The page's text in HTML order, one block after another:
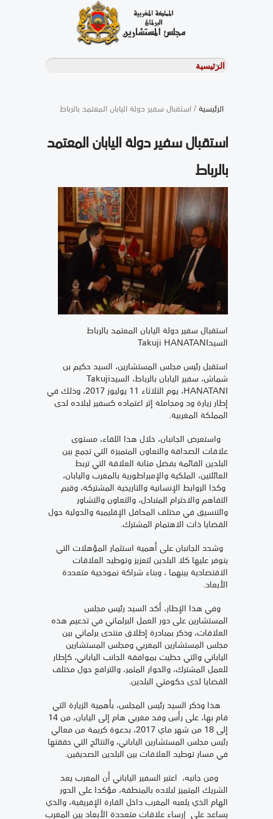
الرئيسية/ استقبال سفير دولة اليابان المعتمد بالرباط
استقبال سفير دولة اليابان المعتمد
بالرباط
استقبال سفير دولة اليابان المعتمد بالرباط
السيدTakuji HANATANI
استقبل رئيس مجلس المستشارين، السيد حكيم بن
شماش، سفير اليابان بالرباط، السيدTakuji
HANATANI، يوم الثلاثاء 11 يوليوز 2017، وذلك في
إطار زيارة ود ومجاملة إثر اعتماده كسفير لبلاده لدى
المملكة المغربية.
واستعرض الجانبان، خلال هذا اللقاء، مستوى
علاقات الصداقة والتعاون المتميزة التي تجمع بين
البلدين القائمة بفضل متانة العلاقة التي تربط
العائلتين، الملكية والإمبراطورية بالمغرب واليابان،
وكذا الروابط الإنسانية والتاريخية المشتركة، وقيم
التفاهم والاحترام المتبادل، والتعاون والتشاور
والتنسيق في مختلف المحافل الإقليمية والدولية حول
القضايا ذات الاهتمام المشترك.
وشدد الجانبان على أهمية استثمار المؤهلات التي
يتوفر عليها كلا البلدين لتعزيز وتوطيد العلاقات
الاقتصادية بينهما ، وبناء شراكة نموذجية متعددة
الأبعاد.
وفي هذا الإطار، أكد السيد رئيس مجلس
المستشارين على دور العمل البرلماني في تدعيم هذه
العلاقات، وذكر بمبادرة إطلاق منتدى برلماني بين
مجلس المستشارين المغربي ومجلس المستشارين
الياباني والتي حظيت بموافقة الجانب الياباني، كإطار
للعمل المشترك، والحوار المثمر، والترافع حول مختلف
القضايا لدى حكومتي البلدين.
هذا وذكر السيد رئيس المجلس، بأهمية الزيارة التي
قام بها، على رأس وفد مغربي هام إلى اليابان، من 14
إلى 18 من شهر ماي 2017، بدعوة كريمة من معالي
رئيس مجلس المستشارين الياباني، والنتائج التي حققتها
في مسار توطيد العلاقات بين البلدين الصديقين.
ومن جانبه، اعتبر السفير الياباني أن المغرب يعد
الشريك المتميز لبلاده بالمنطقة، مؤكدا على الدور
الهام الذي يلعبه المغرب داخل القارة الإفريقية، والذي
يساعد على إرساء علاقات متعددة الأبعاد بين المغرب